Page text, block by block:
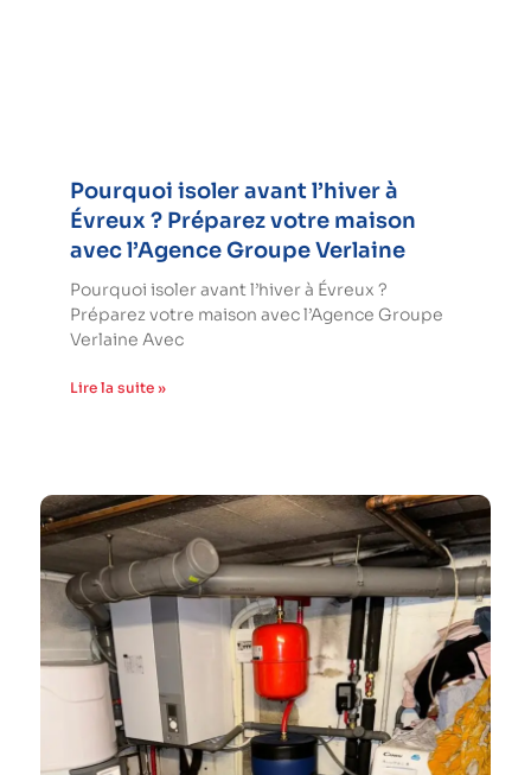
Pourquoi isoler avant l’hiver à
Évreux ? Préparez votre maison
avec l’Agence Groupe Verlaine
Pourquoi isoler avant l’hiver à Évreux ?
Préparez votre maison avec l’Agence Groupe
Verlaine Avec
Lire la suite »